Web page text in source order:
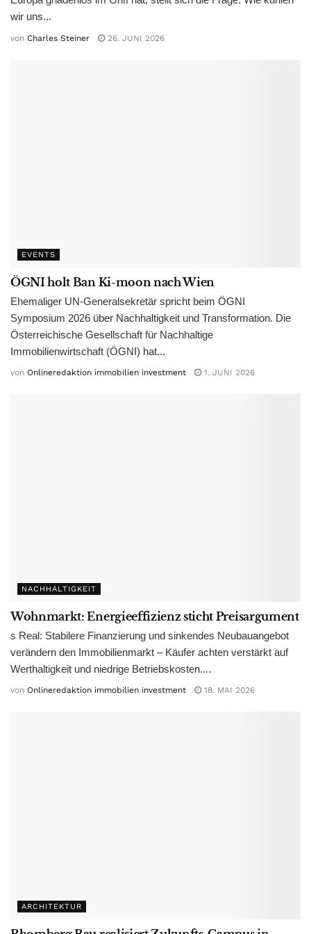
wir uns...
von Charles Steiner 26. JUNI 2026
EVENTS
ÖGNI holt Ban Ki-moon nach Wien
Ehemaliger UN-Generalsekretär spricht beim ÖGNI
Symposium 2026 über Nachhaltigkeit und Transformation. Die
Österreichische Gesellschaft für Nachhaltige
Immobilienwirtschaft (ÖGNI) hat...
von Onlineredaktion immobilien investment 1. JUNI 2026
NACHHALTIGKEIT
Wohnmarkt: Energieeffizienz sticht Preisargument
s Real: Stabilere Finanzierung und sinkendes Neubauangebot
verändern den Immobilienmarkt – Käufer achten verstärkt auf
Werthaltigkeit und niedrige Betriebskosten....
von Onlineredaktion immobilien investment 18. MAI 2026
ARCHITEKTUR